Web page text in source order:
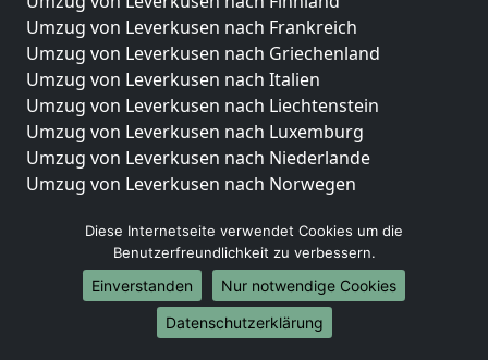
Umzug von Leverkusen nach Frankreich
Umzug von Leverkusen nach Griechenland
Umzug von Leverkusen nach Italien
Umzug von Leverkusen nach Liechtenstein
Umzug von Leverkusen nach Luxemburg
Umzug von Leverkusen nach Niederlande
Umzug von Leverkusen nach Norwegen
Umzüge-Deutschlandweit
Umzug von Leverkusen nach Berlin
Umzug von Leverkusen nach Hamburg
Umzug von Leverkusen nach München
Umzug von Leverkusen nach Köln
Diese Internetseite verwendet Cookies um die
Benutzerfreundlichkeit zu verbessern.
Einverstanden
Nur notwendige Cookies
Datenschutzerklärung